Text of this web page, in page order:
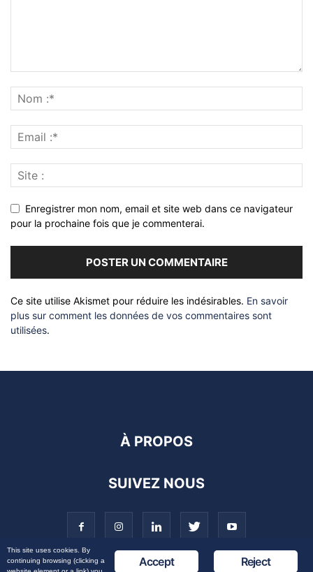
Enregistrer mon nom, email et site web dans ce navigateur
pour la prochaine fois que je commenterai.
Ce site utilise Akismet pour réduire les indésirables. En savoir
plus sur comment les données de vos commentaires sont
utilisées.
À PROPOS
SUIVEZ NOUS
Reject
Accept
This site uses cookies. By
continuing browsing (clicking a